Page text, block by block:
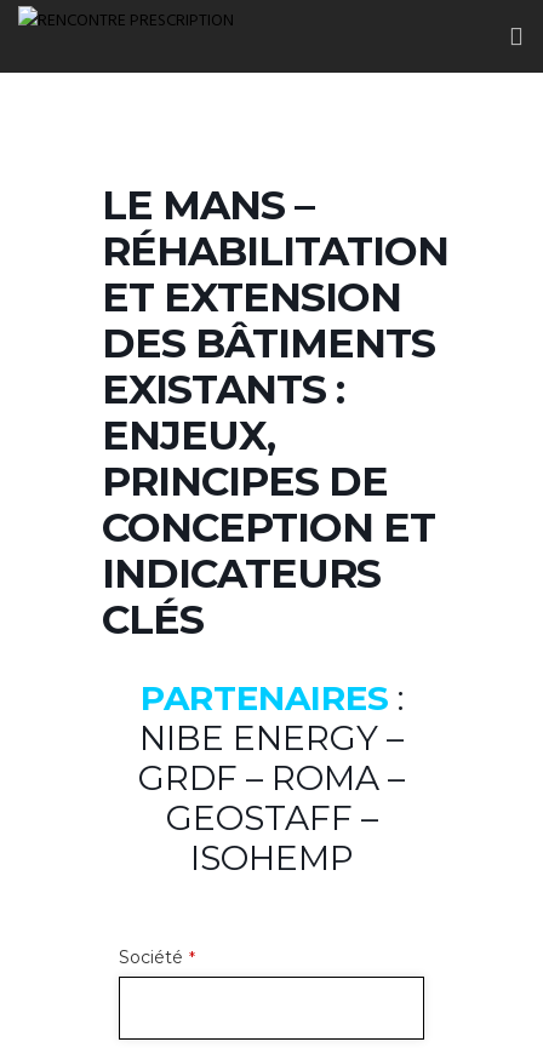
LE MANS –
RÉHABILITATION
ET EXTENSION
DES BÂTIMENTS
EXISTANTS :
ENJEUX,
PRINCIPES DE
CONCEPTION ET
INDICATEURS
CLÉS
PARTENAIRES :
NIBE ENERGY –
GRDF – ROMA –
GEOSTAFF –
ISOHEMP
Société *